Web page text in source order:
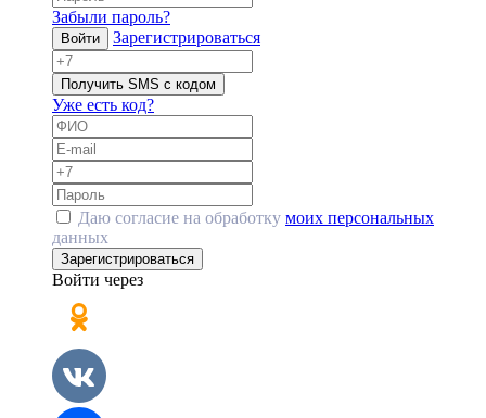
Забыли пароль?
Войти Зарегистрироваться
Получить SMS с кодом
Уже есть код?
Даю согласие на обработку моих персональных
данных
Зарегистрироваться
Войти через